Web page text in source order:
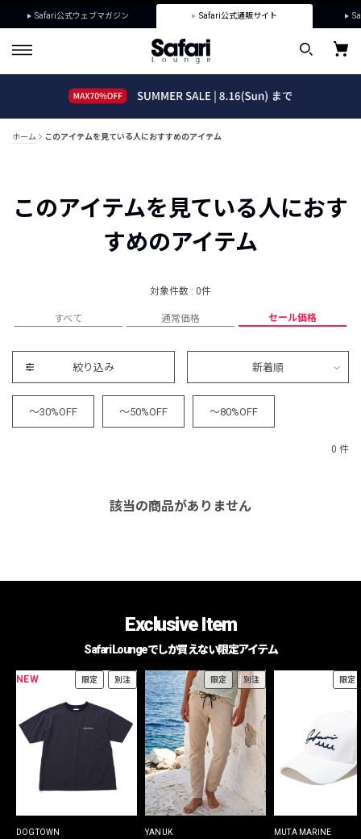
Safari公式ウェブマガジン Safari公式通販サイト
ホーム このアイテムを見ている人におすすめのアイテム
このアイテムを見ている人におす
すめのアイテム
対象件数 : 0件
すべて 通常価格 セール価格
絞り込み 新着順
～30%OFF ～50%OFF ～80%OFF
0 件
該当の商品がありません
Exclusive Item
Safari Loungeでしか買えない限定アイテム
NEW 限定 別注
DOGTOWN
限定 別注
YANUK
限定
MUTA MARINE